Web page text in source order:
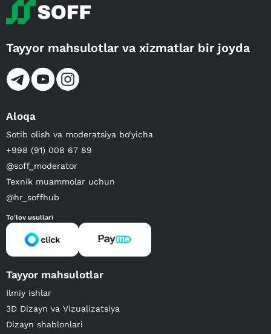
Tayyor mahsulotlar va xizmatlar bir joyda
Aloqa
Sotib olish va moderatsiya bo‘yicha
+998 (91) 008 67 89
@soff_moderator
Texnik muammolar uchun
@hr_soffhub
To'lov usullari
Tayyor mahsulotlar
Ilmiy ishlar
3D Dizayn va Vizualizatsiya
Dizayn shablonlari